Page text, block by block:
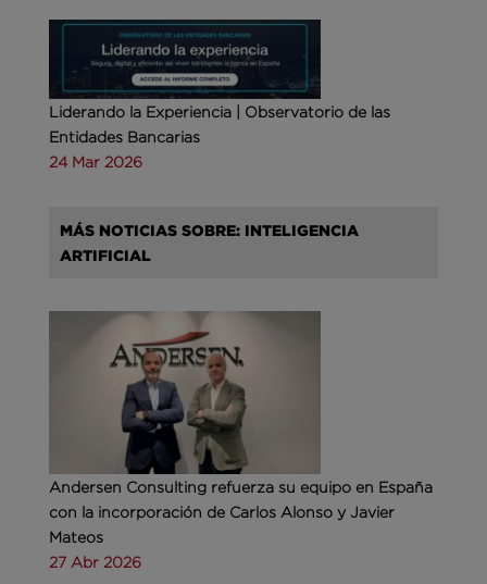
Liderando la Experiencia | Observatorio de las
Entidades Bancarias
24 Mar 2026
MÁS NOTICIAS SOBRE: INTELIGENCIA
ARTIFICIAL
Andersen Consulting refuerza su equipo en España
con la incorporación de Carlos Alonso y Javier
Mateos
27 Abr 2026